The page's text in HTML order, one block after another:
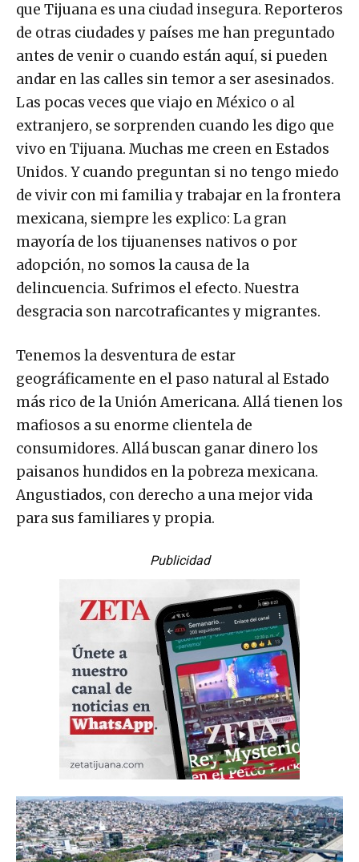
que Tijuana es una ciudad insegura. Reporteros
de otras ciudades y países me han preguntado
antes de venir o cuando están aquí, si pueden
andar en las calles sin temor a ser asesinados.
Las pocas veces que viajo en México o al
extranjero, se sorprenden cuando les digo que
vivo en Tijuana. Muchas me creen en Estados
Unidos. Y cuando preguntan si no tengo miedo
de vivir con mi familia y trabajar en la frontera
mexicana, siempre les explico: La gran
mayoría de los tijuanenses nativos o por
adopción, no somos la causa de la
delincuencia. Sufrimos el efecto. Nuestra
desgracia son narcotraficantes y migrantes.
Tenemos la desventura de estar
geográficamente en el paso natural al Estado
más rico de la Unión Americana. Allá tienen los
mafiosos a su enorme clientela de
consumidores. Allá buscan ganar dinero los
paisanos hundidos en la pobreza mexicana.
Angustiados, con derecho a una mejor vida
para sus familiares y propia.
Publicidad